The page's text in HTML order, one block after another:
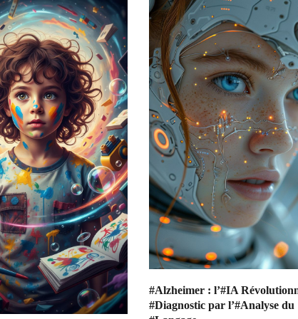
#Alzheimer : l’#IA
#Diagnostic par l’#Analyse du